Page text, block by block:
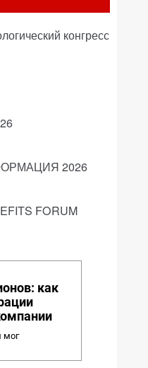
конгресс
2026
FORUM
как
мог